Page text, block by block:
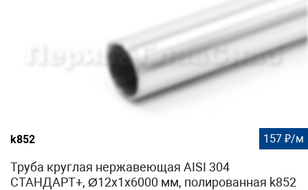
k852 157 ₽/м
Труба круглая нержавеющая AISI 304
СТАНДАРТ+, Ø12x1х6000 мм, полированная k852